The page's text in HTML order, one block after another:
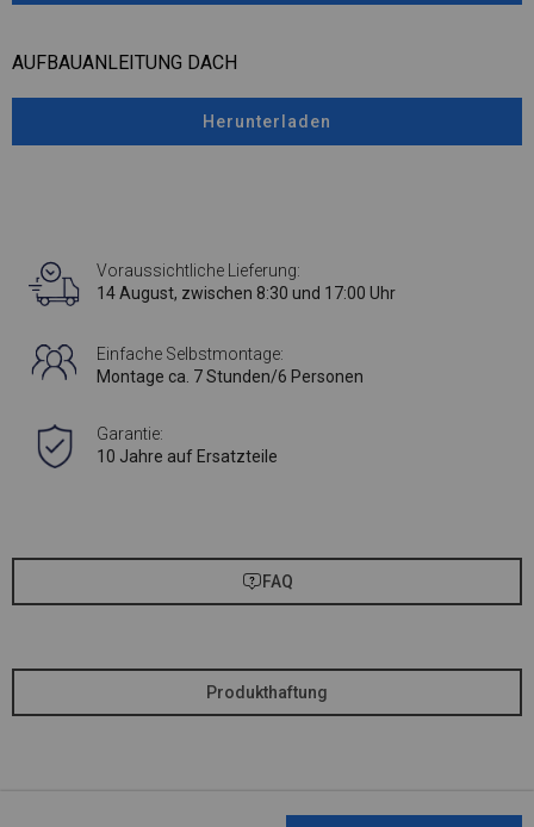
AUFBAUANLEITUNG DACH
Herunterladen
Voraussichtliche Lieferung:
14 August, zwischen 8:30 und 17:00 Uhr
Einfache Selbstmontage:
Montage ca. 7 Stunden/6 Personen
Garantie:
10 Jahre auf Ersatzteile
FAQ
Produkthaftung